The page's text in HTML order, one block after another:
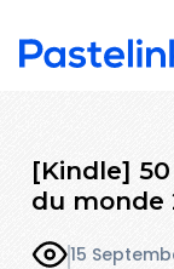
[Kindle]
du monde
15